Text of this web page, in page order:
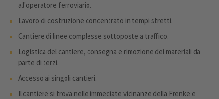
all'operatore ferroviario.
Lavoro di costruzione concentrato in tempi stretti.
Cantiere di linee complesse sottoposte a traffico.
Logistica del cantiere, consegna e rimozione dei materiali da
parte di terzi.
Accesso ai singoli cantieri.
Il cantiere si trova nelle immediate vicinanze della Frenke e